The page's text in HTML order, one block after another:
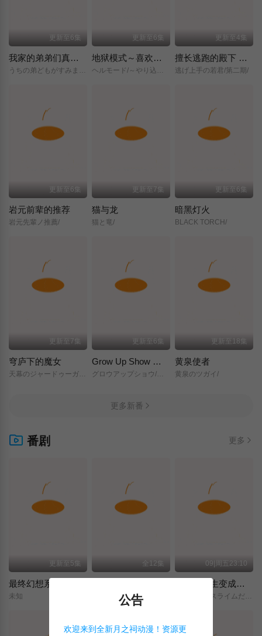
更新至6集
我家的弟弟们真是让您费心了
うちの弟どもがすみません/
更新至6集
地狱模式～喜欢挑战特殊成就的玩家在废设定的异世界成为无双～第二季
ヘルモード/～やり込み好きのゲーマーは廃設定の異世界で無双する～/2nd/Season/
更新至4集
擅长逃跑的殿下 第二季
逃げ上手の若君/第二期/
更新至6集
岩元前辈的推荐
岩元先輩ノ推薦/
更新至7集
猫与龙
猫と竜/
更新至6集
暗黑灯火
BLACK TORCH/
更新至7集
穹庐下的魔女
天幕のジャードゥーガル/
更新至6集
Grow Up Show ～向日葵马戏团～
グロウアップショウ/～ひまわりのサーカス団～/
更新至18集
黄泉使者
黄泉のツガイ/
更多新番
番剧 更多
更新至5集
最终幻想系列
未知
全12集 09|周五23:10
关于我转生变成史莱姆这档事 第四季
転生したらスライムだった件/第4期/
公告
欢迎来到全新月之祠动漫！资源更